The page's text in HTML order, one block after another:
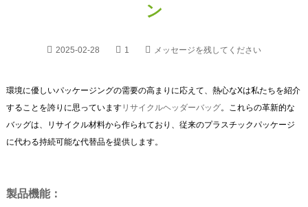
ン
2025-02-28 1 メッセージを残してください
環境に優しいパッケージングの需要の高まりに応えて、熱心なXは私たちを紹介
することを誇りに思っていますリサイクルヘッダーバッグ。これらの革新的な
バッグは、リサイクル材料から作られており、従来のプラスチックパッケージ
に代わる持続可能な代替品を提供します。
製品機能：